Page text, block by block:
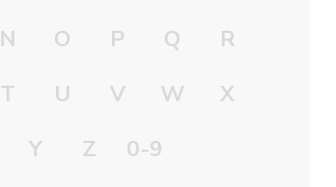
N O P Q
R
T U V W
X
Y
Z 0-9